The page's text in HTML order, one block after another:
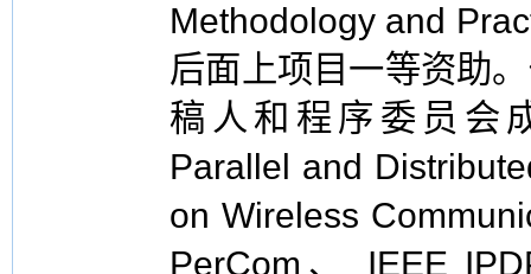
Methodology and
后面上项目一等资助
稿人和程序委员会
Parallel and
on Wireless
PerCom、 IEEE